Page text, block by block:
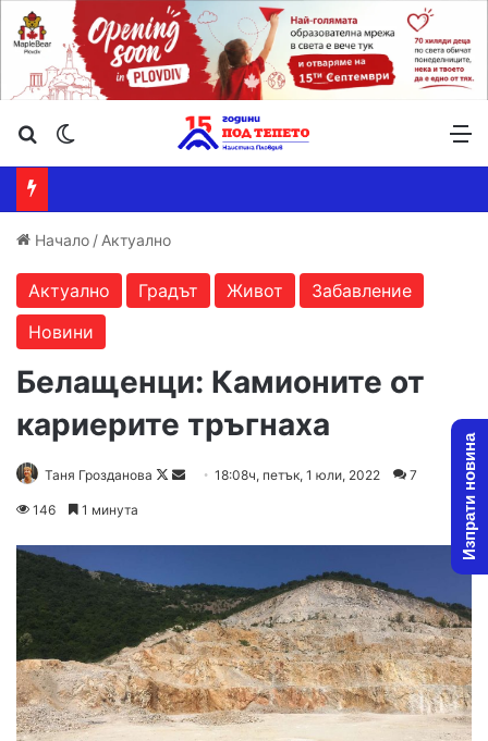
Търсене ...
Начало / Актуално
Актуално Градът Живот
Забавление
Новини
Белащенци: Камионите от
кариерите тръгнаха
Таня Грозданова
F
w
o
n
X
a
n
e
m
a
i
18:08ч, петък, 1 юли, 2022 7
146 1 минута Изпрати новина